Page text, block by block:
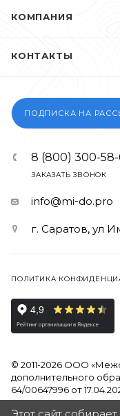
КОМПАНИЯ
КОНТАКТЫ
ПОДПИСКА НА
8 (800) 300-
ЗАКАЗАТЬ ЗВОНОК
info@mi-do.pro
г. Саратов, ул
ПОЛИТИКА
© 2011-2026 ООО
дополнительного
64/00647996 от